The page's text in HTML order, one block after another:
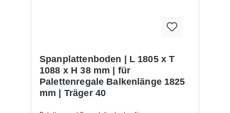
drin enthalten:- Bodenanker- Unterlegbleche-
Abmessungen 1200 x 800 mm geeignet. Für andere
Paletten Maße setzen Sie sich bitte mit uns in
Verbindung.Alle Lastangaben gelten bei einer
Fachhöhe von 1200 mm sowie für eine gleichmäßig
verteilte Last. Die Palettenregale sind nicht zur
Anlieferung erfolgt zerlegt mit Aufbauanleitung.
Spanplattenboden | L 1805 x T
1088 x H 38 mm | für
Palettenregale Balkenlänge 1825
mm | Träger 40